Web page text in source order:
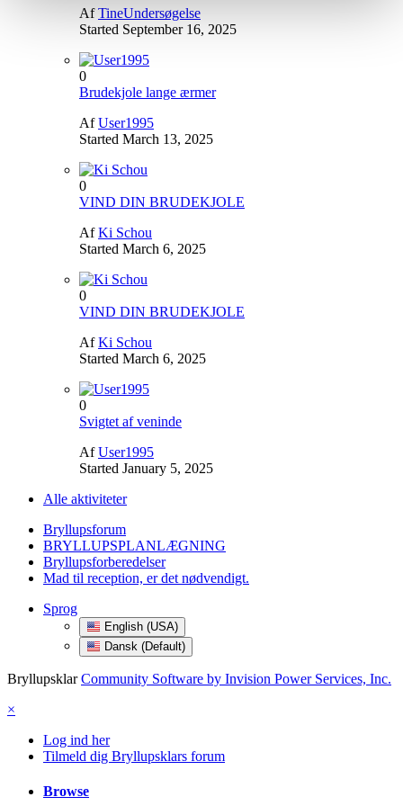
AfTineUndersøgelse
Started September 16, 2025
0
Brudekjole lange ærmer
AfUser1995
Started March 13, 2025
0
VIND DIN BRUDEKJOLE
AfKi Schou
Started March 6, 2025
0
VIND DIN BRUDEKJOLE
AfKi Schou
Started March 6, 2025
0
Svigtet af veninde
AfUser1995
Started January 5, 2025
Alle aktiviteter
Bryllupsforum
BRYLLUPSPLANLÆGNING
Bryllupsforberedelser
Mad til reception, er det nødvendigt.
Sprog
English (USA)
Dansk (Default)
Bryllupsklar Community Software by Invision Power Services, Inc.
×
Log ind her
Tilmeld dig Bryllupsklars forum
Browse